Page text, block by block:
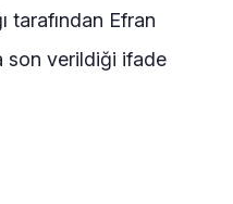
tarafından Efran
son verildiği ifade